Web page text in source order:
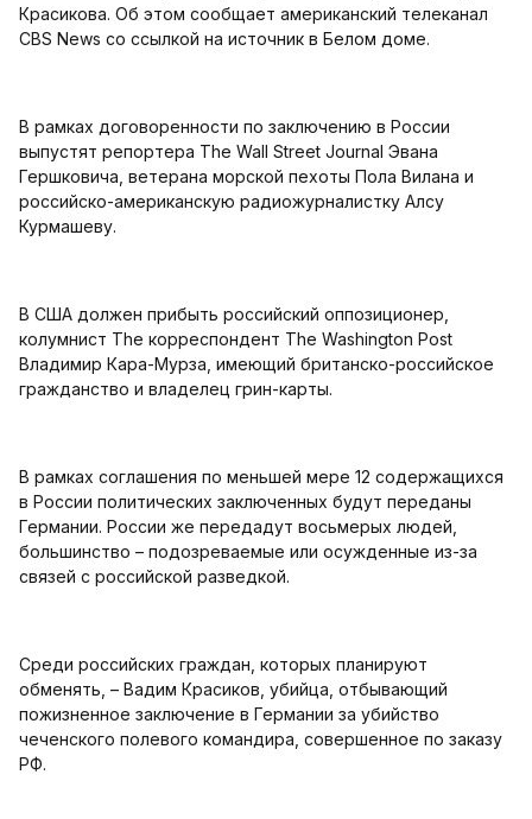
Красикова. Об этом сообщает американский телеканал
CBS News со ссылкой на источник в Белом доме.
В рамках договоренности по заключению в России
выпустят репортера The Wall Street Journal Эвана
Гершковича, ветерана морской пехоты Пола Вилана и
российско-американскую радиожурналистку Алсу
Курмашеву.
В США должен прибыть российский оппозиционер,
колумнист The корреспондент The Washington Post
Владимир Кара-Мурза, имеющий британско-российское
гражданство и владелец грин-карты.
В рамках соглашения по меньшей мере 12 содержащихся
в России политических заключенных будут переданы
Германии. России же передадут восьмерых людей,
большинство – подозреваемые или осужденные из-за
связей с российской разведкой.
Среди российских граждан, которых планируют
обменять, – Вадим Красиков, убийца, отбывающий
пожизненное заключение в Германии за убийство
чеченского полевого командира, совершенное по заказу
РФ.